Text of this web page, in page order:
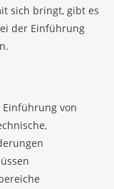
sich bringt, gibt es
der Einführung
Einführung von